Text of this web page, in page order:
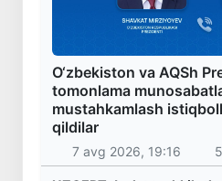
O‘zbekiston va AQSh
tomonlama
mustahkamlash
qildilar
7 avg 2026, 19:16